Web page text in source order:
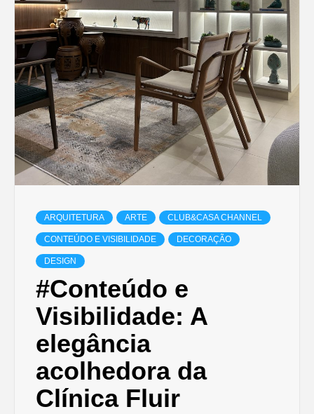
ARQUITETURA ARTE CLUB&CASA CHANNEL
CONTEÚDO E VISIBILIDADE DECORAÇÃO
DESIGN
#Conteúdo e
Visibilidade: A
elegância
acolhedora da
Clínica Fluir